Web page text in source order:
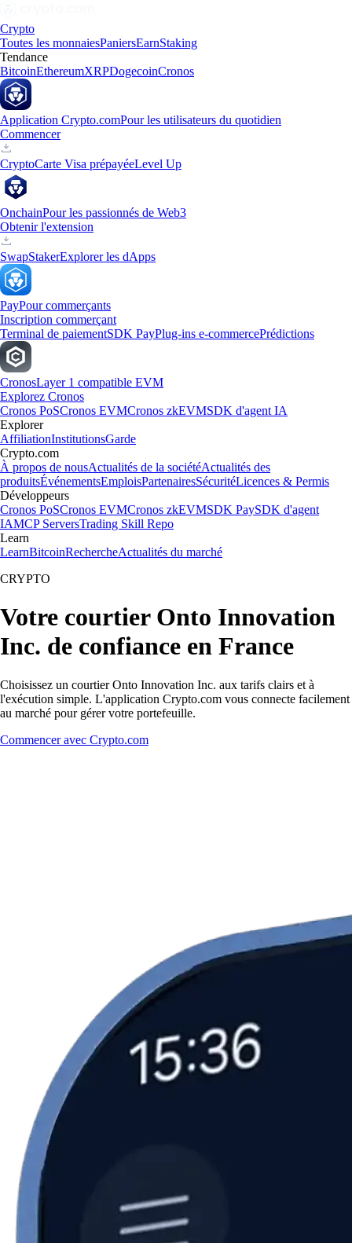
Crypto
Toutes les monnaiesPaniersEarnStaking
Tendance
BitcoinEthereumXRPDogecoinCronos
Application Crypto.comPour les utilisateurs du quotidien
Commencer
CryptoCarte Visa prépayéeLevel Up
OnchainPour les passionnés de Web3
Obtenir l'extension
SwapStakerExplorer les dApps
PayPour commerçants
Inscription commerçant
Terminal de paiementSDK PayPlug-ins e-commercePrédictions
CronosLayer 1 compatible EVM
Explorez Cronos
Cronos PoSCronos EVMCronos zkEVMSDK d'agent IA
Explorer
AffiliationInstitutionsGarde
Crypto.com
À propos de nousActualités de la sociétéActualités des
produitsÉvénementsEmploisPartenairesSécuritéLicences & Permis
Développeurs
Cronos PoSCronos EVMCronos zkEVMSDK PaySDK d'agent
IAMCP ServersTrading Skill Repo
Learn
LearnBitcoinRechercheActualités du marché
CRYPTO
Votre courtier Onto Innovation
Inc. de confiance en France
Choisissez un courtier Onto Innovation Inc. aux tarifs clairs et à
l'exécution simple. L'application Crypto.com vous connecte facilement
au marché pour gérer votre portefeuille.
Commencer avec Crypto.com